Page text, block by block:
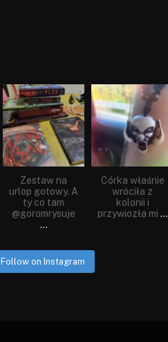
dobryhorror
Lip 31
Zestaw na
urlop gotowy. A
ty co tam
@goromrysuje
...
dobryhorror
Lip 14
Córka właśnie
wróciła z
kolonii i
przywiozła mi ...
Follow on Instagram